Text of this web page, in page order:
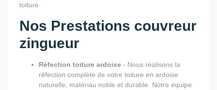
toiture.
Nos Prestations couvreur
zingueur
Réfection toiture ardoise - Nous réalisons la
réfection complète de votre toiture en ardoise
naturelle, matériau noble et durable. Notre équipe